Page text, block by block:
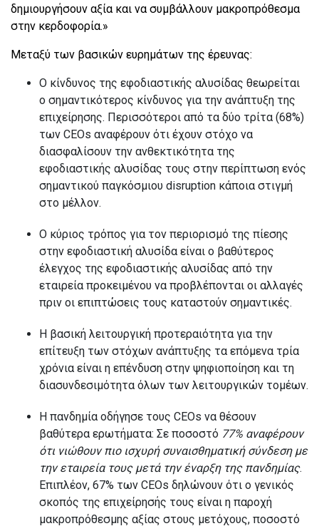
δημιουργήσουν αξία και να συμβάλλουν μακροπρόθεσμα
στην κερδοφορία.»
Μεταξύ των βασικών ευρημάτων της έρευνας:
Ο κίνδυνος της εφοδιαστικής αλυσίδας θεωρείται
ο σημαντικότερος κίνδυνος για την ανάπτυξη της
επιχείρησης. Περισσότεροι από τα δύο τρίτα (68%)
των CEOs αναφέρουν ότι έχουν στόχο να
διασφαλίσουν την ανθεκτικότητα της
εφοδιαστικής αλυσίδας τους στην περίπτωση ενός
σημαντικού παγκόσμιου disruption κάποια στιγμή
στο μέλλον.
Ο κύριος τρόπος για τον περιορισμό της πίεσης
στην εφοδιαστική αλυσίδα είναι ο βαθύτερος
έλεγχος της εφοδιαστικής αλυσίδας από την
εταιρεία προκειμένου να προβλέπονται οι αλλαγές
πριν οι επιπτώσεις τους καταστούν σημαντικές.
Η βασική λειτουργική προτεραιότητα για την
επίτευξη των στόχων ανάπτυξης τα επόμενα τρία
χρόνια είναι η επένδυση στην ψηφιοποίηση και τη
διασυνδεσιμότητα όλων των λειτουργικών τομέων.
Η πανδημία οδήγησε τους CEOs να θέσουν
βαθύτερα ερωτήματα: Σε ποσοστό 77% αναφέρουν
ότι νιώθουν πιο ισχυρή συναισθηματική σύνδεση με
την εταιρεία τους μετά την έναρξη της πανδημίας.
Επιπλέον, 67% των CEOs δηλώνουν ότι ο γενικός
σκοπός της επιχείρησής τους είναι η παροχή
μακροπρόθεσμης αξίας στους μετόχους, ποσοστό